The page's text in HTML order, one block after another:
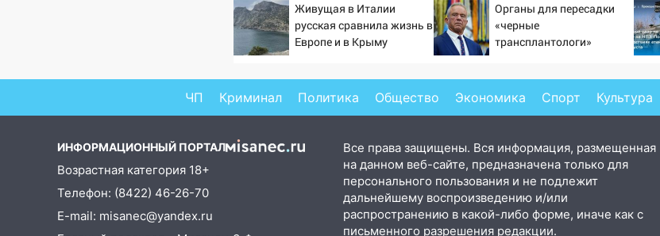
«УльяновскФармации» за
махинации на 3,2 млн рублей
Ветераны легкой
атлетики из Ульяновска
успешно выступили на
Чемпионате России
16:02 В Ульяновской области
убрали более 28% площадей
зерновых и зернобобовых
культур
15:51 Бросила кирпич в жену
Живущая в Италии
русская сравнила жизнь в
Европе и в Крыму
Органы для пересадки
«черные
трансплантологи»
ЧП Криминал Политика Общество Экономика Спорт Культура
ИНФОРМАЦИОННЫЙ ПОРТАЛ
Возрастная категория 18+
Телефон: (8422) 46-26-70
E-mail: misanec@yandex.ru
Все права защищены. Вся информация, размещенная
на данном веб-сайте, предназначена только для
персонального пользования и не подлежит
дальнейшему воспроизведению и/или
распространению в какой-либо форме, иначе как с
письменного разрешения редакции.